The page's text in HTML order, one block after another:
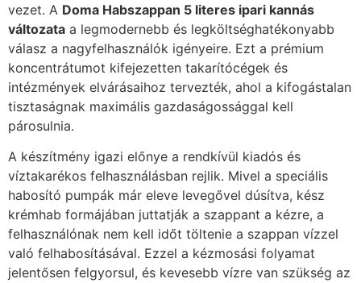
vezet. A Doma Habszappan 5 literes ipari kannás
változata a legmodernebb és legköltséghatékonyabb
válasz a nagyfelhasználók igényeire. Ezt a prémium
koncentrátumot kifejezetten takarítócégek és
intézmények elvárásaihoz tervezték, ahol a kifogástalan
tisztaságnak maximális gazdaságossággal kell
párosulnia.
A készítmény igazi előnye a rendkívül kiadós és
víztakarékos felhasználásban rejlik. Mivel a speciális
habosító pumpák már eleve levegővel dúsítva, kész
krémhab formájában juttatják a szappant a kézre, a
felhasználónak nem kell időt töltenie a szappan vízzel
való felhabosításával. Ezzel a kézmosási folyamat
jelentősen felgyorsul, és kevesebb vízre van szükség az